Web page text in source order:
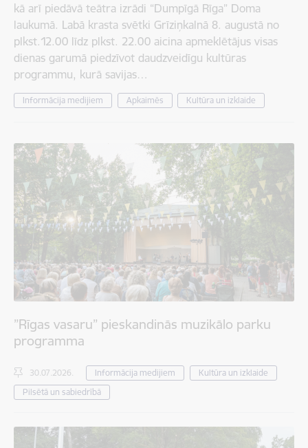
kā arī piedāvā teātra izrādi “Dumpīgā Rīga” Doma
laukumā. Labā krasta svētki Grīziņkalnā 8. augustā no
plkst.12.00 līdz plkst. 22.00 aicina apmeklētājus visas
dienas garumā piedzīvot daudzveidīgu kultūras
programmu, kurā savijas…
Informācija medijiem Apkaimēs Kultūra un izklaide
”Rīgas vasaru” pieskandinās muzikālo parku
programma
30.07.2026. Informācija medijiem
Kultūra un izklaide
Pilsētā un sabiedrībā